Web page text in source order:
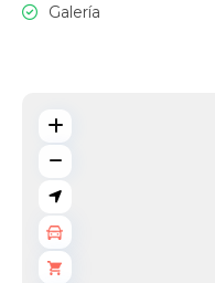
Galería